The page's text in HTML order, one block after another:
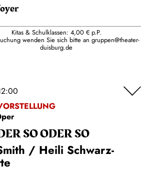
Kitas & Schulklassen: 4,00 € p.P.
wenden Sie sich bitte an gruppen@theater-
duisburg.de
SO ODER SO
/ Heili Schwarz-